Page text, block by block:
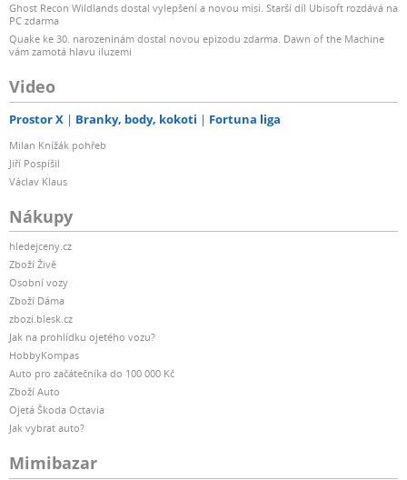
Ghost Recon Wildlands dostal vylepšení a novou misi. Starší díl Ubisoft rozdává na
PC zdarma
Quake ke 30. narozeninám dostal novou epizodu zdarma. Dawn of the Machine
vám zamotá hlavu iluzemi
Video
Prostor X Branky, body, kokoti Fortuna liga
Milan Knížák pohřeb
Jiří Pospíšil
Václav Klaus
Nákupy
hledejceny.cz
Zboží Živě
Osobní vozy
Zboží Dáma
zbozi.blesk.cz
Jak na prohlídku ojetého vozu?
HobbyKompas
Auto pro začátečníka do 100 000 Kč
Zboží Auto
Ojetá Škoda Octavia
Jak vybrat auto?
Mimibazar